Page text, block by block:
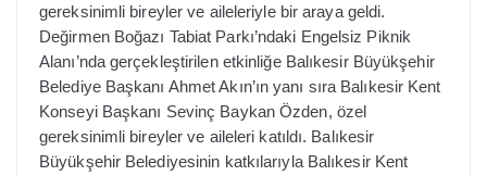
gereksinimli bireyler ve aileleriyle bir araya geldi.
Değirmen Boğazı Tabiat Parkı’ndaki Engelsiz Piknik
Alanı’nda gerçekleştirilen etkinliğe Balıkesir Büyükşehir
Belediye Başkanı Ahmet Akın’ın yanı sıra Balıkesir Kent
Konseyi Başkanı Sevinç Baykan Özden, özel
gereksinimli bireyler ve aileleri katıldı. Balıkesir
Büyükşehir Belediyesinin katkılarıyla Balıkesir Kent